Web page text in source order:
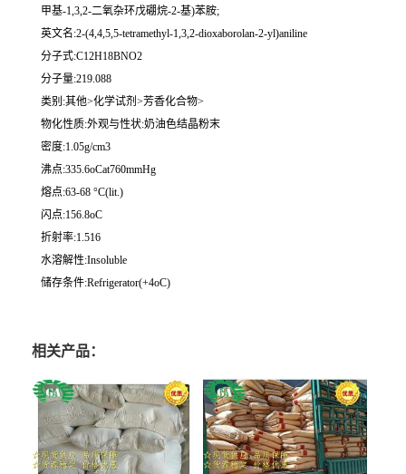
甲基-1,3,2-二氧杂环戊硼烷-2-基)苯胺;
英文名:2-(4,4,5,5-tetramethyl-1,3,2-dioxaborolan-2-yl)aniline
分子式:C12H18BNO2
分子量:219.088
类别:其他>化学试剂>芳香化合物>
物化性质:外观与性状:奶油色结晶粉末
密度:1.05g/cm3
沸点:335.6oCat760mmHg
熔点:63-68 °C(lit.)
闪点:156.8oC
折射率:1.516
水溶解性:Insoluble
储存条件:Refrigerator(+4oC)
相关产品：